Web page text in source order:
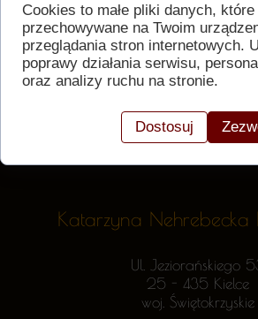
Ul. Jeziorańskiego
25 - 435 Kielce
woj. Świętokrzyskie
Katarzyna Nehrebecka
Cookies to małe pliki danych,
przechowywane na Twoim
przeglądania stron internetowych.
poprawy działania serwisu,
oraz analizy ruchu na stronie.
Dostosuj